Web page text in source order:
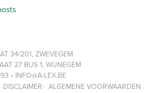
34/201, ZWEVEGEM
27 BUS 1, WIJNEGEM
• INFO@A-LEX.BE
DISCLAIMER
ALGEMENE VOORWAARDEN